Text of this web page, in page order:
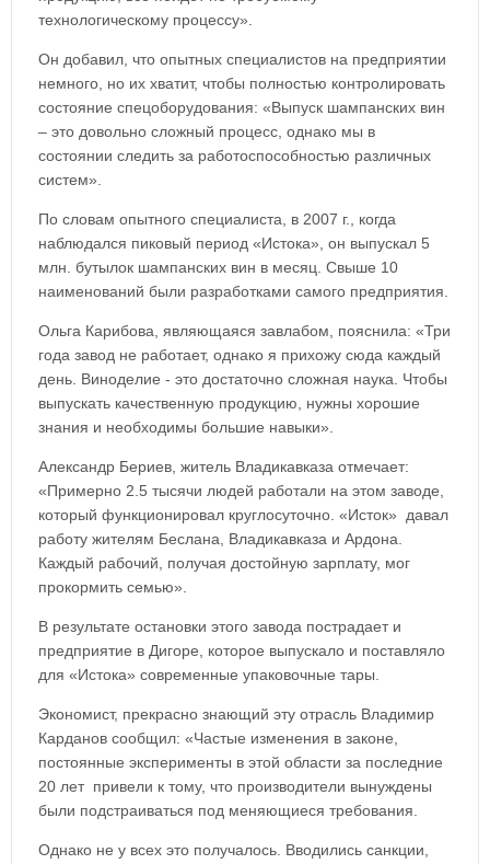
технологическому процессу».
Он добавил, что опытных специалистов на предприятии
немного, но их хватит, чтобы полностью контролировать
состояние спецоборудования: «Выпуск шампанских вин
– это довольно сложный процесс, однако мы в
состоянии следить за работоспособностью различных
систем».
По словам опытного специалиста, в 2007 г., когда
наблюдался пиковый период «Истока», он выпускал 5
млн. бутылок шампанских вин в месяц. Свыше 10
наименований были разработками самого предприятия.
Ольга Карибова, являющаяся завлабом, пояснила: «Три
года завод не работает, однако я прихожу сюда каждый
день. Виноделие - это достаточно сложная наука. Чтобы
выпускать качественную продукцию, нужны хорошие
знания и необходимы большие навыки».
Александр Бериев, житель Владикавказа отмечает:
«Примерно 2.5 тысячи людей работали на этом заводе,
который функционировал круглосуточно. «Исток» давал
работу жителям Беслана, Владикавказа и Ардона.
Каждый рабочий, получая достойную зарплату, мог
прокормить семью».
В результате остановки этого завода пострадает и
предприятие в Дигоре, которое выпускало и поставляло
для «Истока» современные упаковочные тары.
Экономист, прекрасно знающий эту отрасль Владимир
Карданов сообщил: «Частые изменения в законе,
постоянные эксперименты в этой области за последние
20 лет привели к тому, что производители вынуждены
были подстраиваться под меняющиеся требования.
Однако не у всех это получалось. Вводились санкции,